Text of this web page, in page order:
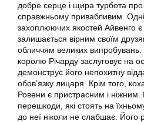
добре серце і щира турбота
справжньому привабливим.
захоплюючих якостей Айвенго є
залишається вірним своїм
обличчям великих випробувань.
королю Річарду заслуговує на
демонструє його непохитну
обов’язку лицаря. Крім того,
Ровени є пристрасним і
перешкоди, які стоять на
до неї ніколи не слабшає. Його